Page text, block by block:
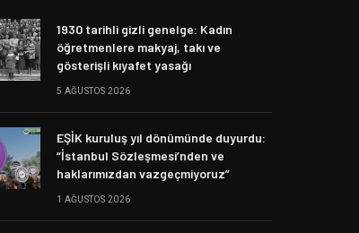
1930 tarihli gizli genelge: Kadın
öğretmenlere makyaj, takı ve
gösterişli kıyafet yasağı
5 AĞUSTOS 2026
EŞİK kuruluş yıl dönümünde duyurdu:
“İstanbul Sözleşmesi’nden ve
haklarımızdan vazgeçmiyoruz”
1 AĞUSTOS 2026